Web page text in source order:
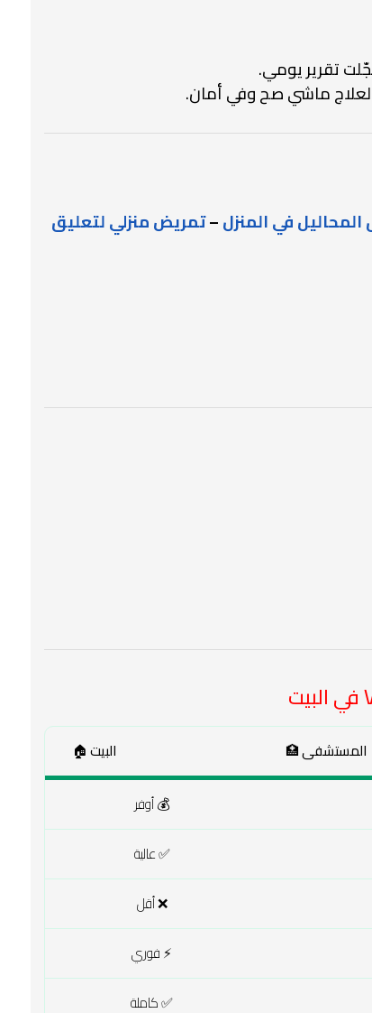
تقرير يومي.
العلاج ماشي صح وفي أمان.
في المنزل–تمريض منزلي لتعليق
المستشفى 🏥 البيت 🏠
💰 أوفر
✅ عالية
❌ أقل
⚡ فوري
✅ كاملة